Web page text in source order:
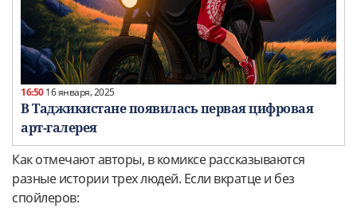
16:5016 января, 2025
В Таджикистане появилась первая цифровая
арт-галерея
Как отмечают авторы, в комиксе рассказываются
разные истории трех людей. Если вкратце и без
спойлеров: